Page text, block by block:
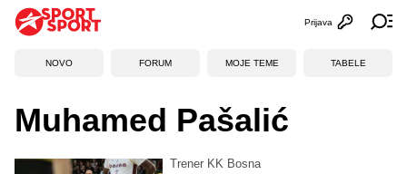
Otvori
Prijava
NOVO FORUM MOJE TEME TABELE
Muhamed Pašalić
Trener KK Bosna